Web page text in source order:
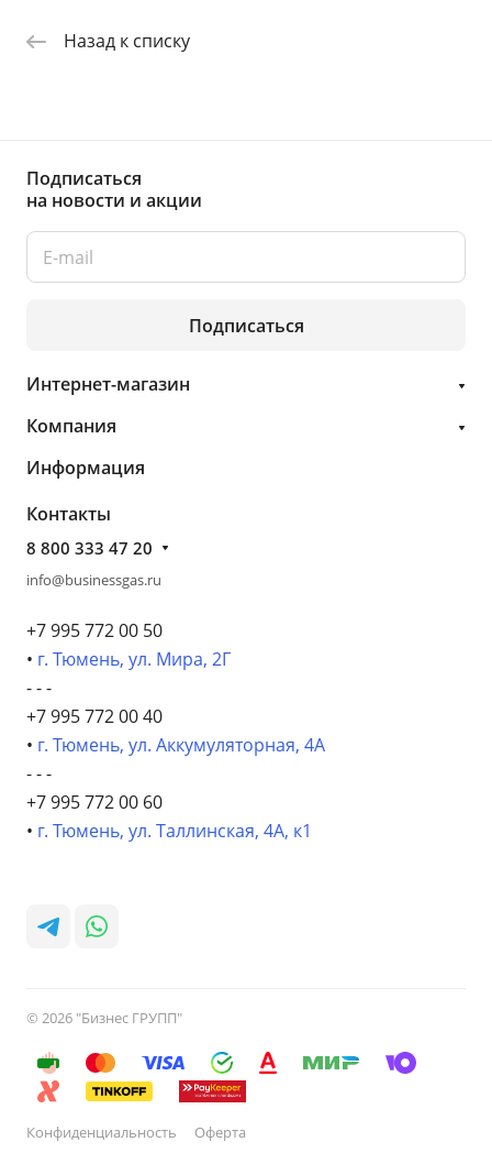
Назад к списку
Подписаться
на новости и акции
Подписаться
Интернет-магазин
Компания
Информация
Контакты
8 800 333 47 20
info@businessgas.ru
+7 995 772 00 50
• г. Тюмень, ул. Мира, 2Г
- - -
+7 995 772 00 40
• г. Тюмень, ул. Аккумуляторная, 4А
- - -
+7 995 772 00 60
• г. Тюмень, ул. Таллинская, 4А, к1
© 2026 "Бизнес ГРУПП"
Конфиденциальность Оферта